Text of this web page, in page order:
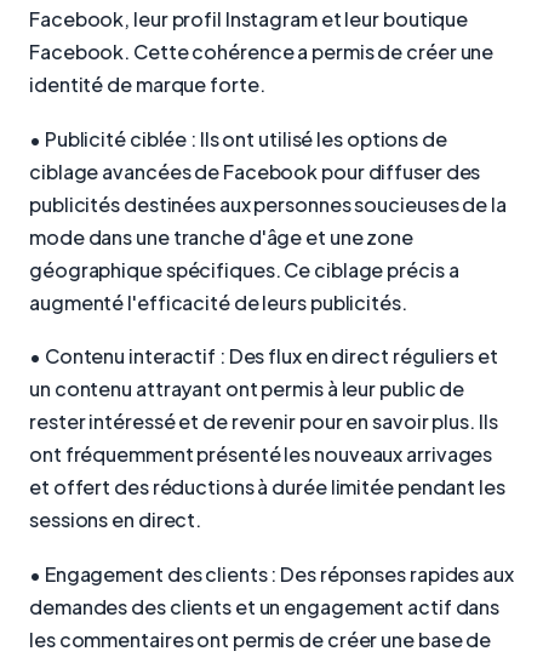
Facebook, leur profil Instagram et leur boutique
Facebook. Cette cohérence a permis de créer une
identité de marque forte.
• Publicité ciblée : Ils ont utilisé les options de
ciblage avancées de Facebook pour diffuser des
publicités destinées aux personnes soucieuses de la
mode dans une tranche d'âge et une zone
géographique spécifiques. Ce ciblage précis a
augmenté l'efficacité de leurs publicités.
• Contenu interactif : Des flux en direct réguliers et
un contenu attrayant ont permis à leur public de
rester intéressé et de revenir pour en savoir plus. Ils
ont fréquemment présenté les nouveaux arrivages
et offert des réductions à durée limitée pendant les
sessions en direct.
• Engagement des clients : Des réponses rapides aux
demandes des clients et un engagement actif dans
les commentaires ont permis de créer une base de